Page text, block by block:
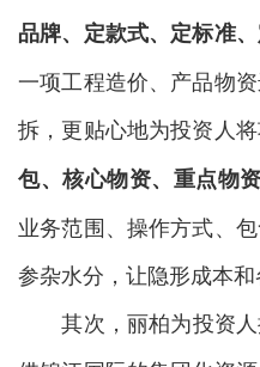
品牌、 定款式、 定标准
一项工程造价、产品物
拆，更贴心地为投资人
包、核心物资、重点物资
业务范围、操作方式、
参杂水分，让隐形成本和
其次，丽柏为投资